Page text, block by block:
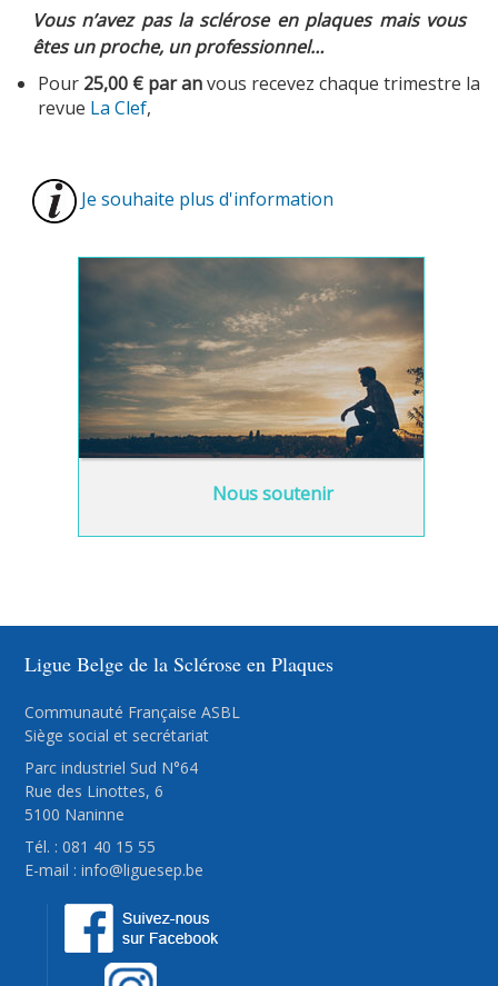
Vous n’avez pas la sclérose en plaques mais vous
êtes un proche, un professionnel…
Pour 25,00 € par anvous recevez chaque trimestre la
revue La Clef,
Je souhaite plus d'information
Nous soutenir
Ligue Belge de la Sclérose en Plaques
Communauté Française ASBL
Siège social et secrétariat
Parc industriel Sud N°64
Rue des Linottes, 6
5100 Naninne
Tél. : 081 40 15 55
E-mail :info@liguesep.be